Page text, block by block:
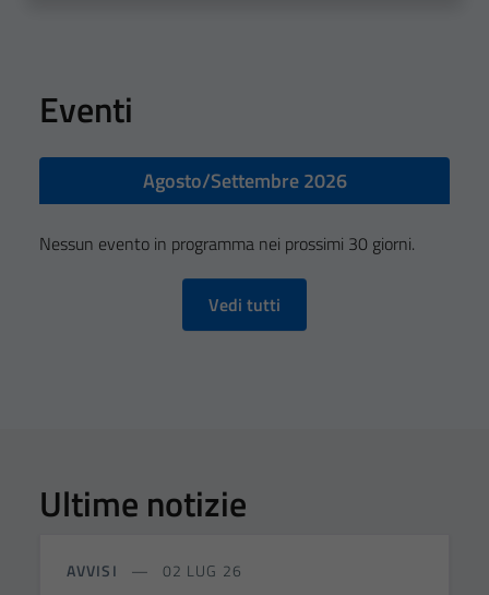
Eventi
Agosto/Settembre 2026
Nessun evento in programma nei prossimi 30 giorni.
Vedi tutti
Ultime notizie
AVVISI 02 LUG 26